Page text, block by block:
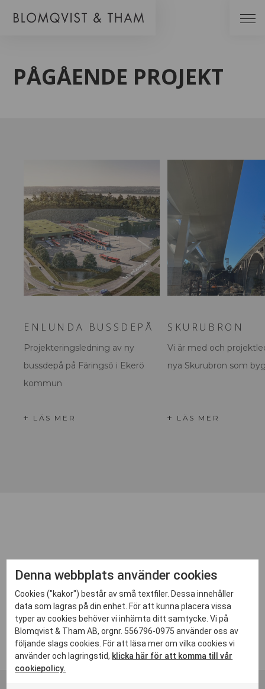
PÅGÅENDE PROJEKT
ENLUNDA BUSSDEPÅ
Projekteringsledning av ny
bussdepå på Färingsö i Ekerö
kommun
LÄS MER
SKURUBRON
Vi är med och
nya Skurubron som
LÄS MER
TIDIGARE PROJEKT
Denna webbplats använder cookies
Cookies ("kakor") består av små textfiler. Dessa innehåller
data som lagras på din enhet. För att kunna placera vissa
typer av cookies behöver vi inhämta ditt samtycke. Vi på
Blomqvist & Tham AB, orgnr. 556796-0975 använder oss av
följande slags cookies. För att läsa mer om vilka cookies vi
använder och lagringstid, klicka här för att komma till vår
cookiepolicy.